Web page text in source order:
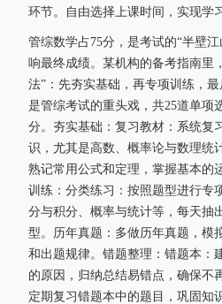
环节。自由选择上课时间，实现学
管综数学占75分，是考试的“半壁
响最终成绩。某机构的备考指南里
法”：先夯实基础，再专项训练，
是管综考试的重头戏，共25道单项
分。夯实基础：复习教材：系统复
识，尤其是高数、概率论与数理统
熟记常用公式和定理，掌握基本的
训练：分类练习：按照题型进行专
分与积分、概率与统计等，每天抽
型。历年真题：多做历年真题，模
和出题规律。错题整理：错题本：
的原因，归纳总结易错点，确保不
定期复习错题本中的题目，巩固知